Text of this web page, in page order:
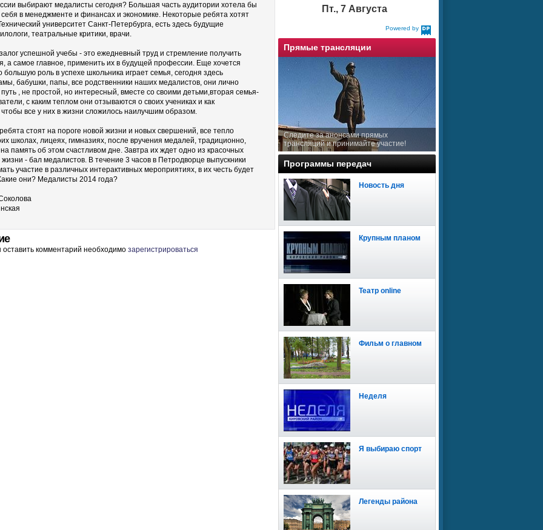
выбирают медалисты сегодня? Большая часть аудитории хотела бы
себя в менеджменте и финансах и экономике. Некоторые ребята хотят
университет Санкт-Петербурга, есть здесь будущие
театральные критики, врачи.
успешной учебы - это ежедневный труд и стремление получить
а самое главное, применить их в будущей профессии. Еще хочется
большую роль в успехе школьника играет семья, сегодня здесь
бабушки, папы, все родственники наших медалистов, они лично
, не простой, но интересный, вместе со своими детьми,вторая семья-
с каким теплом они отзываются о своих учениках и как
все у них в жизни сложилось наилучшим образом.
стоят на пороге новой жизни и новых свершений, все тепло
школах, лицеях, гимназиях, после вручения медалей, традиционно,
память об этом счастливом дне. Завтра их ждет одно из красочных
- бал медалистов. В течение 3 часов в Петродворце выпускники
участие в различных интерактивных мероприятиях, в их честь будет
они? Медалисты 2014 года?
оставить комментарий необходимо зарегистрироваться
Powered by
DaysPedia.com
Пт., 7 Августа
Прямые трансляции
Следите за анонсами прямых
трансляций и принимайте участие!
Программы передач
Новость дня
Крупным планом
Театр online
Фильм о главном
Неделя
Я выбираю спорт
Легенды района